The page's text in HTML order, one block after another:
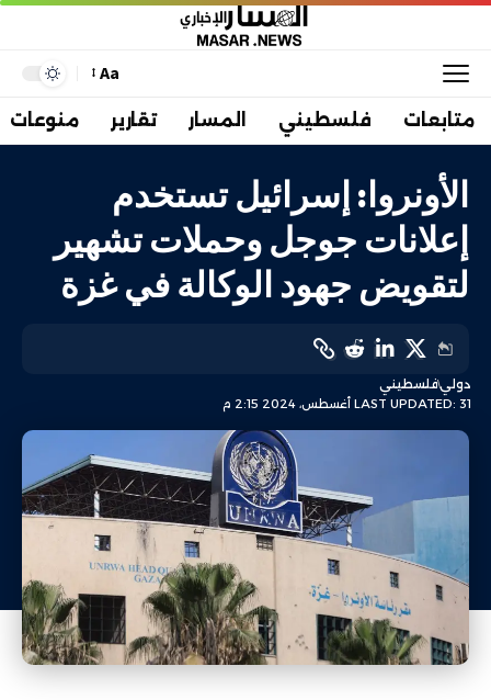
Aa
متابعات فلسطيني المسار تقارير منوعات
الأونروا: إسرائيل تستخدم
إعلانات جوجل وحملات تشهير
لتقويض جهود الوكالة في غزة
LAST UPDATED: 31 أغسطس، 2024 2:15 م
دوليفلسطيني